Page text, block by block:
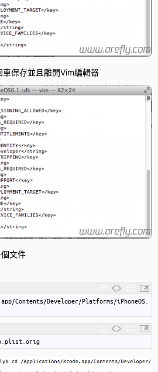
保存並且離開Vim編輯器
文件
app/Contents/Developer/Platforms/iPhoneOS
plist orig